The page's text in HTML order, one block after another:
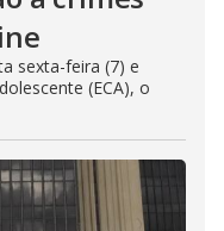
sexta-feira (7) e
(ECA), o